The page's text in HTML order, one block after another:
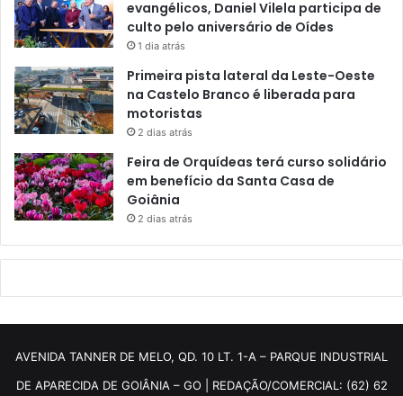
evangélicos, Daniel Vilela participa de
culto pelo aniversário de Oídes
1 dia atrás
Primeira pista lateral da Leste-Oeste
na Castelo Branco é liberada para
motoristas
2 dias atrás
Feira de Orquídeas terá curso solidário
em benefício da Santa Casa de
Goiânia
2 dias atrás
AVENIDA TANNER DE MELO, QD. 10 LT. 1-A – PARQUE INDUSTRIAL
DE APARECIDA DE GOIÂNIA – GO | REDAÇÃO/COMERCIAL: (62) 62